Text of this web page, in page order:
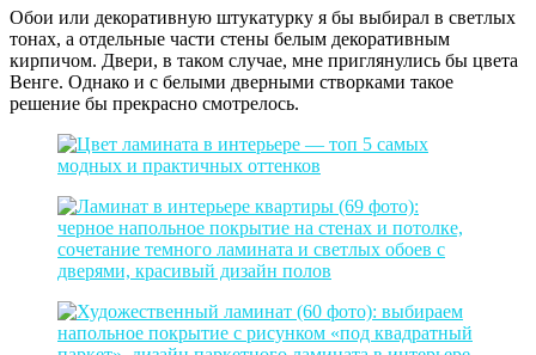
Обои или декоративную штукатурку я бы выбирал в светлых
тонах, а отдельные части стены белым декоративным
кирпичом. Двери, в таком случае, мне приглянулись бы цвета
Венге. Однако и с белыми дверными створками такое
решение бы прекрасно смотрелось.